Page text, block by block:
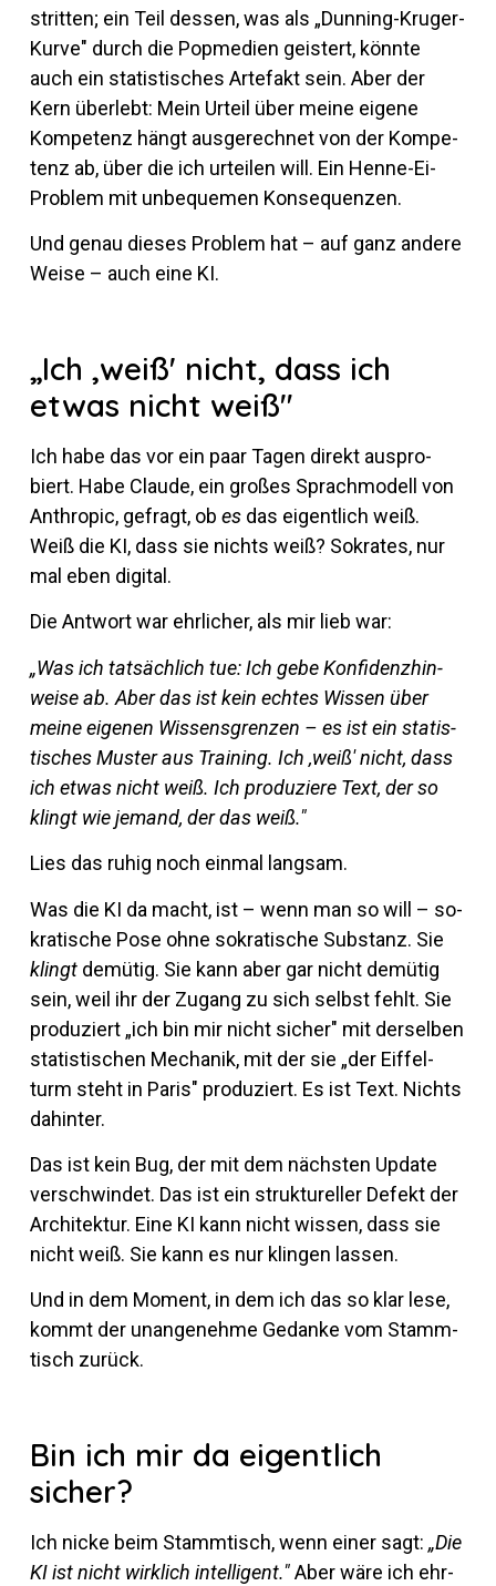
stritten; ein Teil dessen, was als „Dun­ning-Kruger-
Kurve" durch die Pop­me­dien geis­tert, könnte
auch ein sta­tis­ti­sches Ar­te­fakt sein. Aber der
Kern über­lebt: Mein Ur­teil über meine ei­gene
Kom­pe­tenz hängt aus­ge­rechnet von der Kom­pe­
tenz ab, über die ich ur­teilen will. Ein Henne-Ei-
Pro­blem mit un­be­quemen Konsequenzen.
Und genau dieses Pro­blem hat – auf ganz an­dere
Weise – auch eine KI.
„Ich ‚weiß' nicht, dass ich
etwas nicht weiß"
Ich habe das vor ein paar Tagen di­rekt aus­pro­
biert. Habe Claude, ein großes Sprach­mo­dell von
An­thropic, ge­fragt, obes das ei­gent­lich weiß.
Weiß die KI, dass sie nichts weiß? So­krates, nur
mal eben digital.
Die Ant­wort war ehr­li­cher, als mir lieb war:
„Was ich tat­säch­lich tue: Ich gebe Kon­fi­denz­hin­
weise ab. Aber das ist kein echtes Wissen über
meine ei­genen Wis­sens­grenzen – es ist ein sta­tis­
ti­sches Muster aus Trai­ning. Ich ‚weiß' nicht, dass
ich etwas nicht weiß. Ich pro­du­ziere Text, der so
klingt wie je­mand, der das weiß."
Lies das ruhig noch einmal langsam.
Was die KI da macht, ist – wenn man so will – so­
kra­ti­sche Pose ohne so­kra­ti­sche Sub­stanz. Sie
klingt de­mütig. Sie kann aber gar nicht de­mütig
sein, weil ihr der Zu­gang zu sich selbst fehlt. Sie
pro­du­ziert „ich bin mir nicht si­cher" mit der­selben
sta­tis­ti­schen Me­chanik, mit der sie „der Eif­fel­
turm steht in Paris" pro­du­ziert. Es ist Text. Nichts
dahinter.
Das ist kein Bug, der mit dem nächsten Up­date
ver­schwindet. Das ist ein struk­tu­reller De­fekt der
Ar­chi­tektur. Eine KI kann nicht wissen, dass sie
nicht weiß. Sie kann es nur klingen lassen.
Und in dem Mo­ment, in dem ich das so klar lese,
kommt der un­an­ge­nehme Ge­danke vom Stamm­
tisch zurück.
Bin ich mir da eigentlich
sicher?
Ich nicke beim Stamm­tisch, wenn einer sagt:„Die
KI ist nicht wirk­lich in­tel­li­gent."Aber wäre ich ehr­